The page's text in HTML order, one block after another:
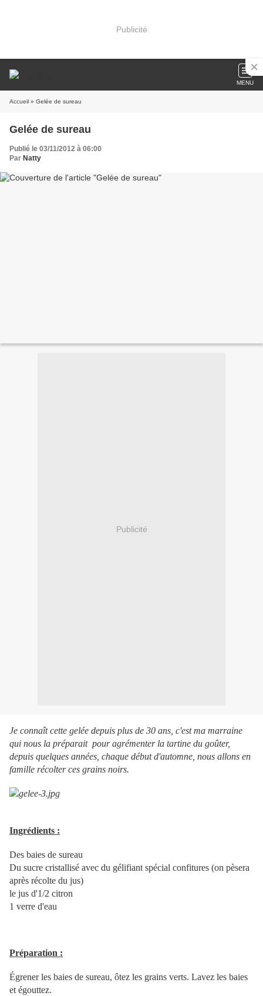
Publicité
MENU
Accueil » Gelée de sureau
Gelée de sureau
Publié le 03/11/2012 à 06:00
Par Natty
Publicité
Je connaît cette gelée depuis plus de 30 ans, c'est ma marraine
qui nous la préparait pour agrémenter la tartine du goûter,
depuis quelques années, chaque début d'automne, nous allons en
famille récolter ces grains noirs.
Ingrédients :
Des baies de sureau
Du sucre cristallisé avec du gélifiant spécial confitures (on pèsera
après récolte du jus)
le jus d'1/2 citron
1 verre d'eau
Préparation :
Égrener les baies de sureau, ôtez les grains verts. Lavez les baies
et égouttez.